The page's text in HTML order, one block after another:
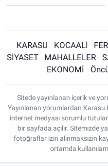
KARASU KOCAALİ
SİYASET
MAHALLELER
EKONOMİ
Sitede yayınlanan içerik ve
Yayınlanan yorumlardan Karasu
internet medyası sorumlu
bir sayfada açılır. Sitemizde
fotoğraflar izin alınmaksızın
ortamda